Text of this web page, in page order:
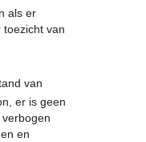
als er
van
van
er is geen
en